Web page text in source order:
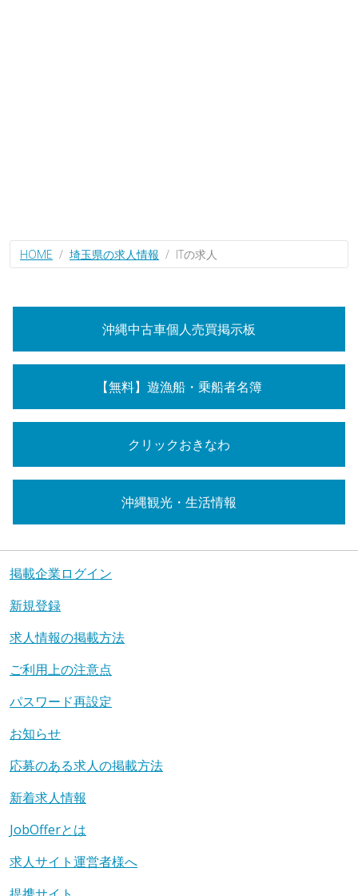
HOME 埼玉県の求人情報 ITの求人
沖縄中古車個人売買掲示板
【無料】遊漁船・乗船者名簿
クリックおきなわ
沖縄観光・生活情報
掲載企業ログイン
新規登録
求人情報の掲載方法
ご利用上の注意点
パスワード再設定
お知らせ
応募のある求人の掲載方法
新着求人情報
JobOfferとは
求人サイト運営者様へ